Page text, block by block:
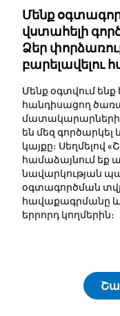
Մենք
վստահելի
Ձեր
բարելավելու
Մենք օգտվում ենք
հանդիսացող
են մեզ
կայքը։ Սեղմելով
համաձայնում եք
նավարկության
օգտագործման
հավաքագրմանը
երրորդ կողմերին։